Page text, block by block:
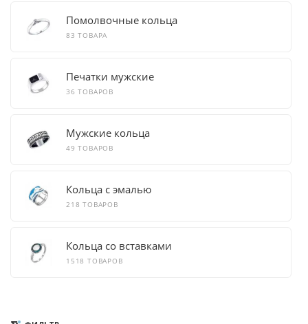
Помолвочные кольца
83 ТОВАРА
Печатки мужские
36 ТОВАРОВ
Мужские кольца
49 ТОВАРОВ
Кольца с эмалью
218 ТОВАРОВ
Кольца со вставками
1518 ТОВАРОВ